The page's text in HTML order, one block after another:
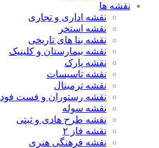
نقشه ها
نقشه اداری و تجاری
نقشه استخر
نقشه بنا های تاریخی
نقشه بیمارستان و کلینیک
نقشه پارک
نقشه تاسیسات
نقشه ترمینال
نقشه رستوران و فست فود
نقشه سوله
نقشه طرح هادی و ثبتی
نقشه فاز ۲
نقشه فرهنگی هنری